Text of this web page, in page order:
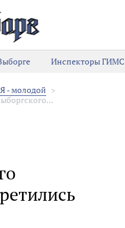
Инспекторы ГИМС
Я - молодой